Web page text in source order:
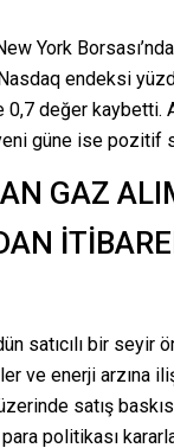
York
endeksi
değer kaybetti.
güne ise pozitif
GAZ
satıcılı bir seyir
ve enerji arzına
satış
para politikası